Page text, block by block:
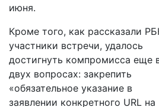
июня.
Кроме того, как рассказали
участники встречи, удалось
достигнуть компромисса еще
двух вопросах: закрепить
«обязательное указание в
заявлении конкретного URL на